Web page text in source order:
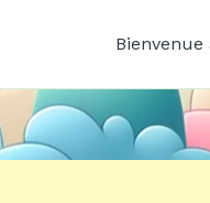
Bienvenue